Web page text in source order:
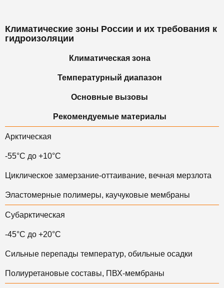
Климатические зоны России и их требования к
гидроизоляции
Климатическая зона
Температурный диапазон
Основные вызовы
Рекомендуемые материалы
Арктическая
-55°C до +10°C
Циклическое замерзание-оттаивание, вечная мерзлота
Эластомерные полимеры, каучуковые мембраны
Субарктическая
-45°C до +20°C
Сильные перепады температур, обильные осадки
Полиуретановые составы, ПВХ-мембраны